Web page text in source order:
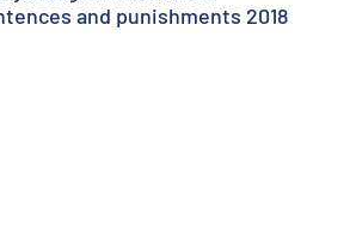
and punishments 2018